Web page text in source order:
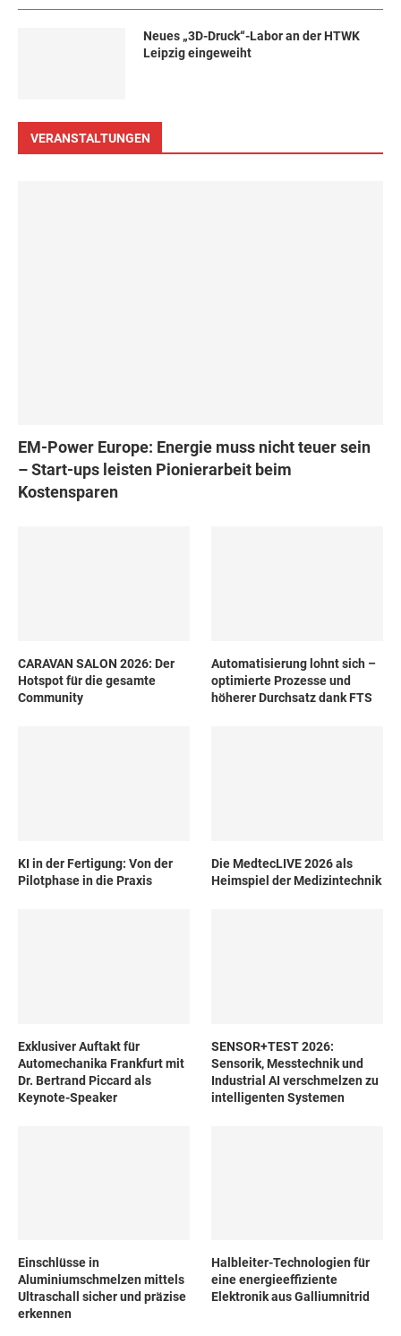
Neues „3D-Druck“-Labor an der HTWK
Leipzig eingeweiht
VERANSTALTUNGEN
EM-Power Europe: Energie muss nicht teuer sein
– Start-ups leisten Pionierarbeit beim
Kostensparen
CARAVAN SALON 2026: Der
Hotspot für die gesamte
Community
Automatisierung lohnt sich –
optimierte Prozesse und
höherer Durchsatz dank FTS
KI in der Fertigung: Von der
Pilotphase in die Praxis
Die MedtecLIVE 2026 als
Heimspiel der Medizintechnik
Exklusiver Auftakt für
Automechanika Frankfurt mit
Dr. Bertrand Piccard als
Keynote-Speaker
SENSOR+TEST 2026:
Sensorik, Messtechnik und
Industrial AI verschmelzen zu
intelligenten Systemen
Einschlüsse in
Aluminiumschmelzen mittels
Ultraschall sicher und präzise
erkennen
Halbleiter-Technologien für
eine energieeffiziente
Elektronik aus Galliumnitrid